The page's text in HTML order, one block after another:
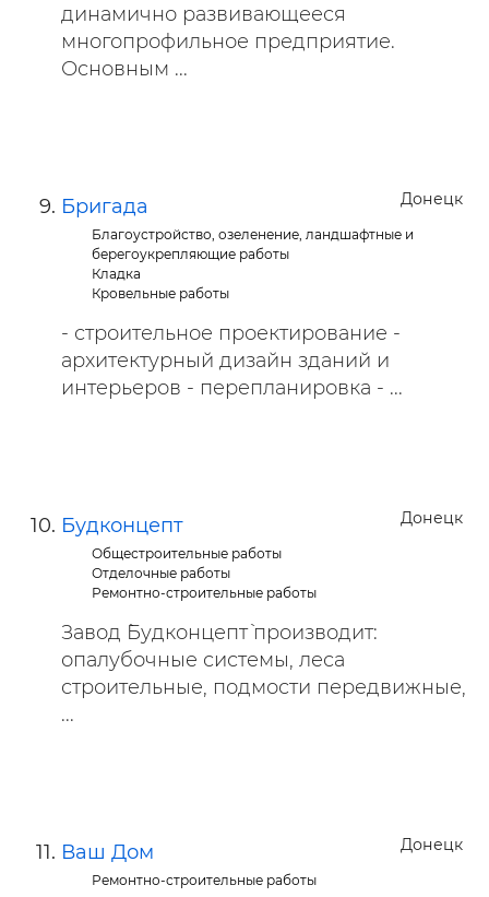
динамично развивающееся
многопрофильное предприятие.
Основным ...
Донецк
Бригада
Благоустройство, озеленение, ландшафтные и
берегоукрепляющие работы
Кладка
Кровельные работы
- строительное проектирование -
архитектурный дизайн зданий и
интерьеров - перепланировка - ...
Донецк
Будконцепт
Общестроительные работы
Отделочные работы
Ремонтно-строительные работы
Завод `Будконцепт` производит:
опалубочные системы, леса
строительные, подмости передвижные,
...
Донецк
Ваш Дом
Ремонтно-строительные работы